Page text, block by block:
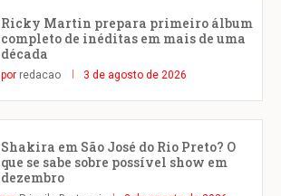
Ricky Martin prepara primeiro álbum
completo de inéditas em mais de uma
década
por redacao 3 de agosto de 2026
Shakira em São José do Rio Preto? O
que se sabe sobre possível show em
dezembro